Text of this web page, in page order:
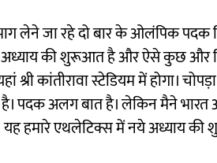
लेने जा रहे दो बार के ओलंपिक पदक
की शुरूआत है और ऐसे कुछ और
श्री कांतीरावा स्टेडियम में होगा।
पदक अलग बात है। लेकिन मैने भारत
हमारे एथलेटिक्स में नये अध्याय की